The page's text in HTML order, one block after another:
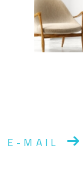
E-MAIL